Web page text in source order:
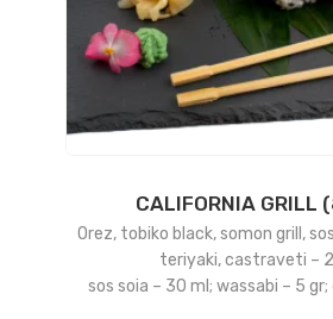
CALIFORNIA GRILL
Orez, tobiko black, somon grill,
teriyaki, castraveti –
sos soia – 30 ml; wassabi – 5 gr;